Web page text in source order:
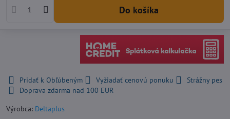
Do košíka
Pridať k Obľúbeným Vyžiadať cenovú ponuku
Strážny pes
Doprava zdarma nad 100 EUR
Výrobca: Deltaplus